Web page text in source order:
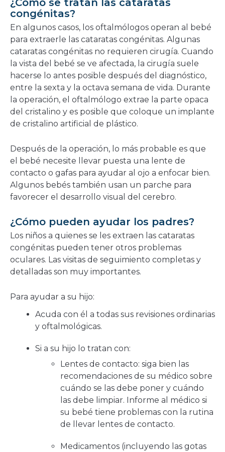
congénitas?
En algunos casos, los oftalmólogos operan al bebé
para extraerle las cataratas congénitas. Algunas
cataratas congénitas no requieren cirugía. Cuando
la vista del bebé se ve afectada, la cirugía suele
hacerse lo antes posible después del diagnóstico,
entre la sexta y la octava semana de vida. Durante
la operación, el oftalmólogo extrae la parte opaca
del cristalino y es posible que coloque un implante
de cristalino artificial de plástico.
Después de la operación, lo más probable es que
el bebé necesite llevar puesta una lente de
contacto o gafas para ayudar al ojo a enfocar bien.
Algunos bebés también usan un parche para
favorecer el desarrollo visual del cerebro.
¿Cómo pueden ayudar los padres?
Los niños a quienes se les extraen las cataratas
congénitas pueden tener otros problemas
oculares. Las visitas de seguimiento completas y
detalladas son muy importantes.
Para ayudar a su hijo:
Acuda con él a todas sus revisiones ordinarias
y oftalmológicas.
Si a su hijo lo tratan con:
Lentes de contacto: siga bien las
recomendaciones de su médico sobre
cuándo se las debe poner y cuándo
las debe limpiar. Informe al médico si
su bebé tiene problemas con la rutina
de llevar lentes de contacto.
Medicamentos (incluyendo las gotas